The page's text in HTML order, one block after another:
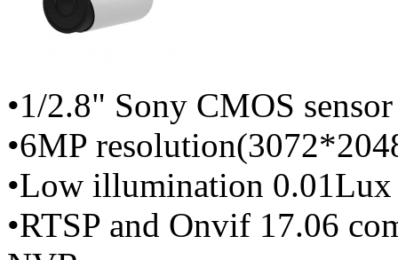
•1/2.8" Sony CMOS sensor
•6MP
•Low illumination 0.01Lux
•RTSP and Onvif 17.06